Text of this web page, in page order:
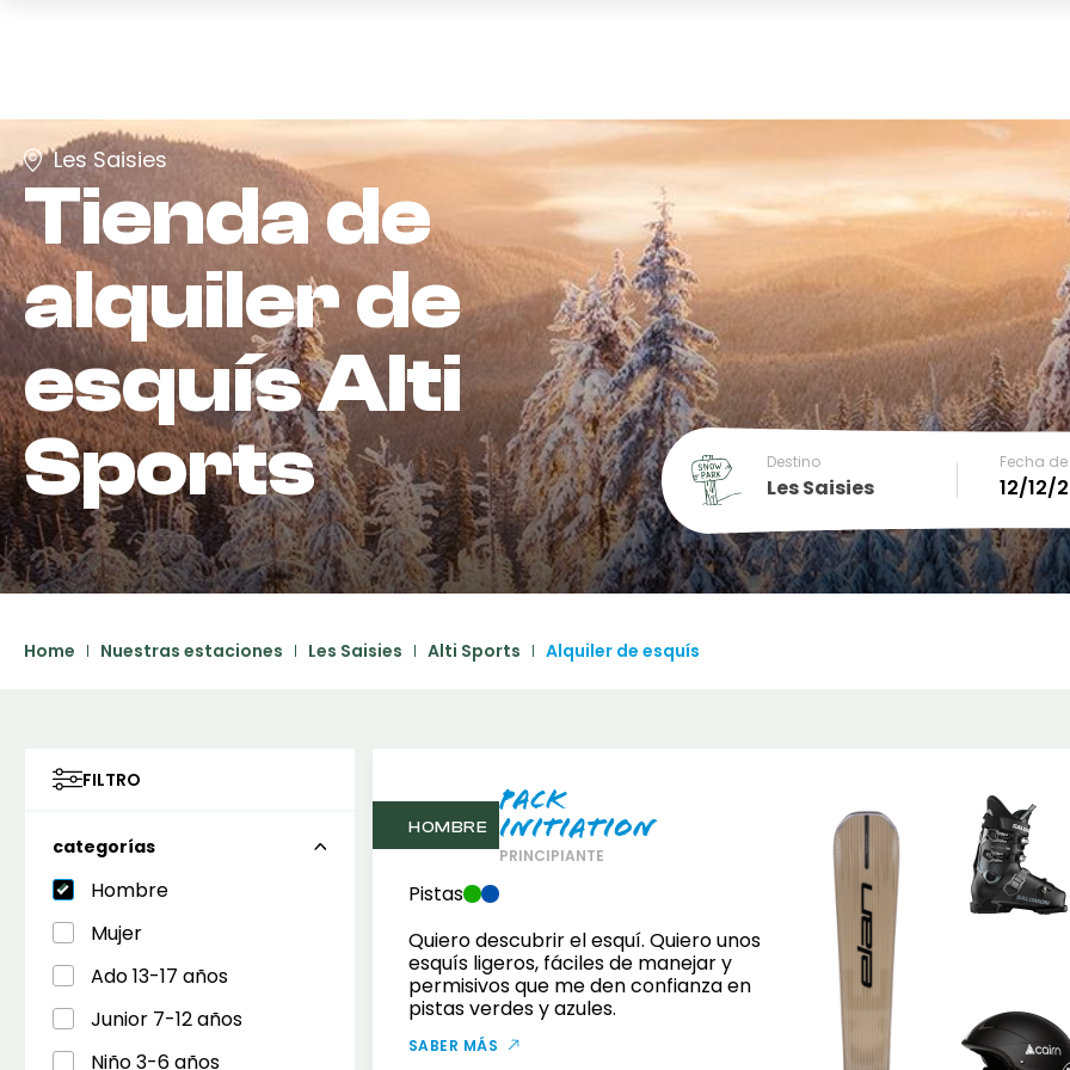
Les Saisies
Tienda de
alquiler de
esquísAlti
Sports
Destino
Les Saisies
Fecha
December
SUN MON TUE WED THU FRI SAT
29 30
Home Nuestras estaciones Les Saisies Alti Sports Alquiler de esquís
FILTRO
categorías
Hombre
Mujer
Ado 13-17 años
Junior 7-12 años
Niño 3-6 años
HOMBRE
Pack
Initiation
PRINCIPIANTE
Pistas
Quiero descubrir el esquí. Quiero unos
esquís ligeros, fáciles de manejar y
permisivos que me den confianza en
pistas verdes y azules.
SABER MÁS